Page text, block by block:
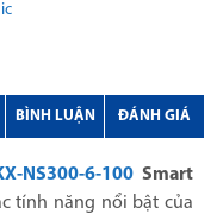
BÌNH LUẬN ĐÁNH GIÁ
NS300-6-100 Smart
tính năng nổi bật của